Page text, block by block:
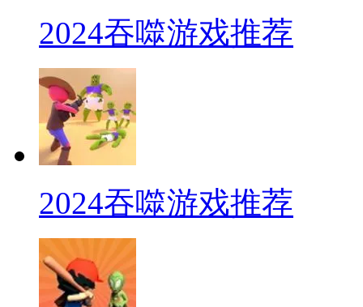
2024吞噬游戏推荐
2024吞噬游戏推荐